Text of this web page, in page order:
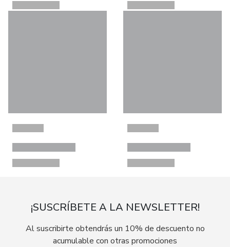
¡SUSCRÍBETE A LA NEWSLETTER!
Al suscribirte obtendrás un 10% de descuento no
acumulable con otras promociones